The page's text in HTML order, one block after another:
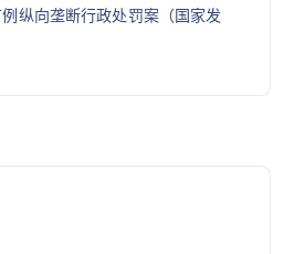
纵向垄断行政处罚案（国家发